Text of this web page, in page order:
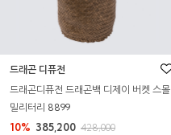
드래곤 디퓨전
드래곤디퓨전 드래곤백 디제이 버켓 스몰
밀리터리 8899
10% 385,200 428,000